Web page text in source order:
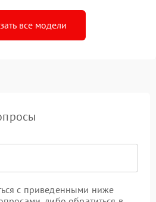
все модели
с приведенными ниже